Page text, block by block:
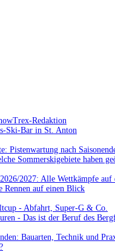
Redaktion
Ski-Bar in St. Anton
Pistenwartung nach
Sommerskigebiete haben
2027: Alle Wettkämpfe auf
Rennen auf einen Blick
- Abfahrt, Super-G & Co.
- Das ist der Beruf des
Bauarten, Technik und